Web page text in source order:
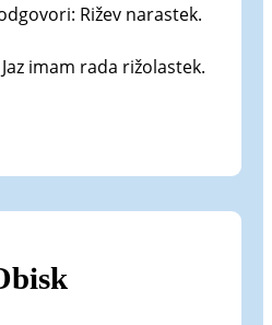
Rižev narastek.
imam rada rižolastek.